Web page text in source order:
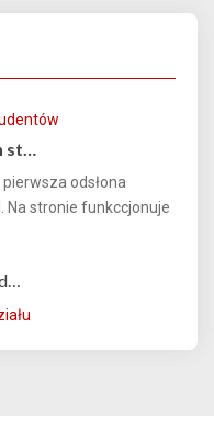
st…
odsłona
Na stronie funkccjonuje